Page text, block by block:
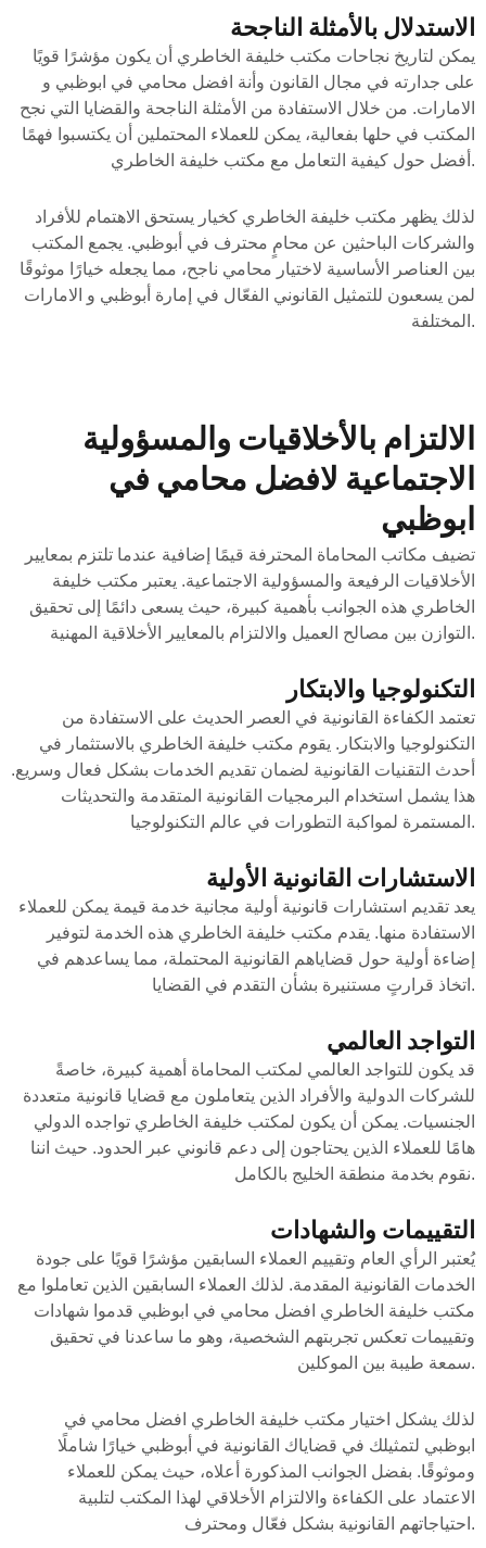
الاستدلال بالأمثلة الناجحة
يمكن لتاريخ نجاحات مكتب خليفة الخاطري أن يكون مؤشرًا قويًا
على جدارته في مجال القانون وأنة افضل محامي في ابوظبي و
الامارات. من خلال الاستفادة من الأمثلة الناجحة والقضايا التي نجح
المكتب في حلها بفعالية، يمكن للعملاء المحتملين أن يكتسبوا فهمًا
أفضل حول كيفية التعامل مع مكتب خليفة الخاطري.
لذلك يظهر مكتب خليفة الخاطري كخيار يستحق الاهتمام للأفراد
والشركات الباحثين عن محامٍ محترف في أبوظبي. يجمع المكتب
بين العناصر الأساسية لاختيار محامي ناجح، مما يجعله خيارًا موثوقًا
لمن يسعىون للتمثيل القانوني الفعّال في إمارة أبوظبي و الامارات
المختلفة.
الالتزام بالأخلاقيات والمسؤولية
الاجتماعية لافضل محامي في
ابوظبي
تضيف مكاتب المحاماة المحترفة قيمًا إضافية عندما تلتزم بمعايير
الأخلاقيات الرفيعة والمسؤولية الاجتماعية. يعتبر مكتب خليفة
الخاطري هذه الجوانب بأهمية كبيرة، حيث يسعى دائمًا إلى تحقيق
التوازن بين مصالح العميل والالتزام بالمعايير الأخلاقية المهنية.
التكنولوجيا والابتكار
تعتمد الكفاءة القانونية في العصر الحديث على الاستفادة من
التكنولوجيا والابتكار. يقوم مكتب خليفة الخاطري بالاستثمار في
أحدث التقنيات القانونية لضمان تقديم الخدمات بشكل فعال وسريع.
هذا يشمل استخدام البرمجيات القانونية المتقدمة والتحديثات
المستمرة لمواكبة التطورات في عالم التكنولوجيا.
الاستشارات القانونية الأولية
يعد تقديم استشارات قانونية أولية مجانية خدمة قيمة يمكن للعملاء
الاستفادة منها. يقدم مكتب خليفة الخاطري هذه الخدمة لتوفير
إضاءة أولية حول قضاياهم القانونية المحتملة، مما يساعدهم في
اتخاذ قرارتٍ مستنيرة بشأن التقدم في القضايا.
التواجد العالمي
قد يكون للتواجد العالمي لمكتب المحاماة أهمية كبيرة، خاصةً
للشركات الدولية والأفراد الذين يتعاملون مع قضايا قانونية متعددة
الجنسيات. يمكن أن يكون لمكتب خليفة الخاطري تواجده الدولي
هامًا للعملاء الذين يحتاجون إلى دعم قانوني عبر الحدود. حيث اننا
نقوم بخدمة منطقة الخليج بالكامل.
التقييمات والشهادات
يُعتبر الرأي العام وتقييم العملاء السابقين مؤشرًا قويًا على جودة
الخدمات القانونية المقدمة. لذلك العملاء السابقين الذين تعاملوا مع
مكتب خليفة الخاطري افضل محامي في ابوظبي قدموا شهادات
وتقييمات تعكس تجربتهم الشخصية، وهو ما ساعدنا في تحقيق
سمعة طيبة بين الموكلين.
لذلك يشكل اختيار مكتب خليفة الخاطري افضل محامي في
ابوظبي لتمثيلك في قضاياك القانونية في أبوظبي خيارًا شاملًا
وموثوقًا. بفضل الجوانب المذكورة أعلاه، حيث يمكن للعملاء
الاعتماد على الكفاءة والالتزام الأخلاقي لهذا المكتب لتلبية
احتياجاتهم القانونية بشكل فعّال ومحترف.